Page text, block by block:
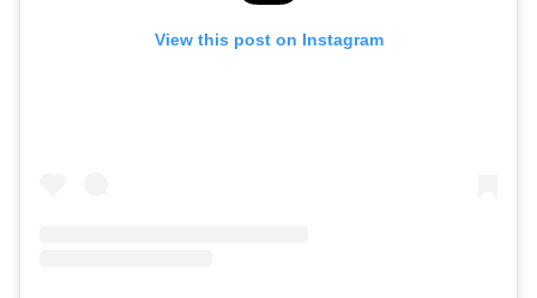
View this post on Instagram